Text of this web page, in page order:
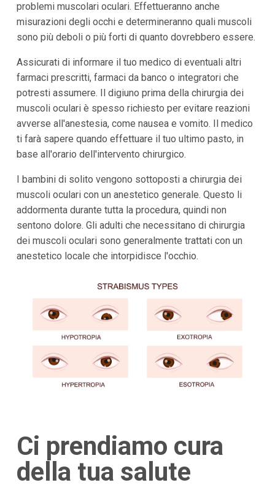
problemi muscolari oculari. Effettueranno anche
misurazioni degli occhi e determineranno quali muscoli
sono più deboli o più forti di quanto dovrebbero essere.
Assicurati di informare il tuo medico di eventuali altri
farmaci prescritti, farmaci da banco o integratori che
potresti assumere. Il digiuno prima della chirurgia dei
muscoli oculari è spesso richiesto per evitare reazioni
avverse all'anestesia, come nausea e vomito. Il medico
ti farà sapere quando effettuare il tuo ultimo pasto, in
base all'orario dell'intervento chirurgico.
I bambini di solito vengono sottoposti a chirurgia dei
muscoli oculari con un anestetico generale. Questo li
addormenta durante tutta la procedura, quindi non
sentono dolore. Gli adulti che necessitano di chirurgia
dei muscoli oculari sono generalmente trattati con un
anestetico locale che intorpidisce l'occhio.
Ci prendiamo cura
della tua salute